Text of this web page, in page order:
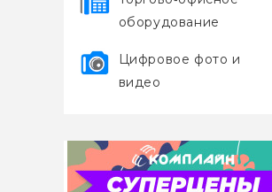
оборудование
Цифровое фото и
видео